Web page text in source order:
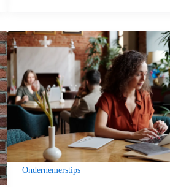
Ondernemerstips